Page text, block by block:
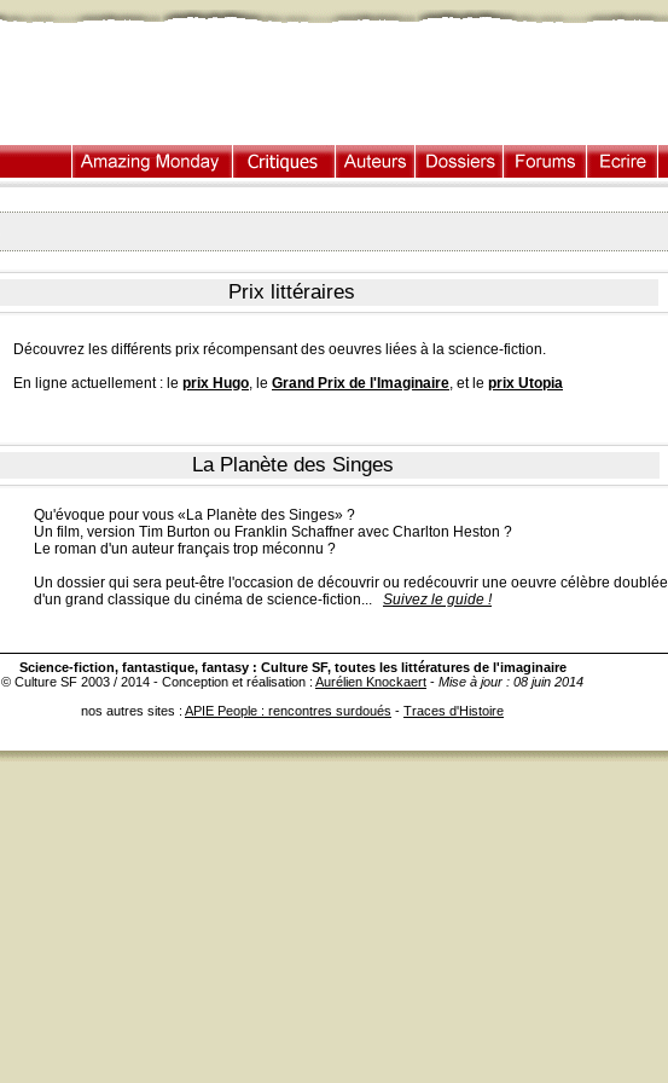
Prix littéraires
Découvrez les différents prix récompensant des oeuvres liées à la science-fiction.
En ligne actuellement : le prix Hugo, le Grand Prix de l'Imaginaire, et le prix Utopia
La Planète des Singes
Qu'évoque pour vous «La Planète des Singes» ?
Un film, version Tim Burton ou Franklin Schaffner avec Charlton Heston ?
Le roman d'un auteur français trop méconnu ?
Un dossier qui sera peut-être l'occasion de découvrir ou redécouvrir une oeuvre célèbre doublée
d'un grand classique du cinéma de science-fiction...
Suivez le guide !
Science-fiction, fantastique, fantasy : Culture SF, toutes les littératures de l'imaginaire
© Culture SF 2003 / 2014 - Conception et réalisation : Aurélien Knockaert - Mise à jour : 08 juin 2014
nos autres sites : APIE People : rencontres surdoués - Traces d'Histoire